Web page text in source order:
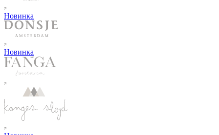
Новинка
Новинка